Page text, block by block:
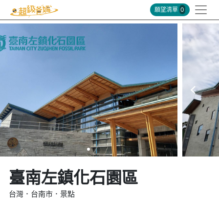
願望清單 0
臺南左鎮化石園區
台灣．台南市．景點